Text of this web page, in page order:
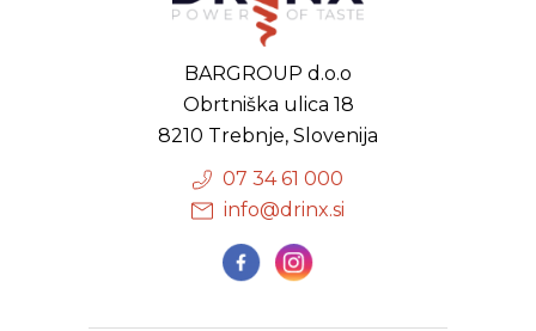
BARGROUP d.o.o
Obrtniška ulica 18
8210 Trebnje, Slovenija
07 34 61 000
info@drinx.si